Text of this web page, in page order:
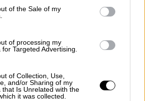
of the Sale of my
of processing my
Targeted Advertising.
of Collection, Use,
and/or Sharing of my
that Is Unrelated with the
it was collected.